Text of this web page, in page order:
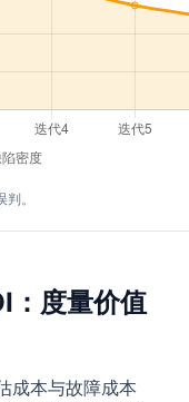
。
：度量价值
成本与故障成本